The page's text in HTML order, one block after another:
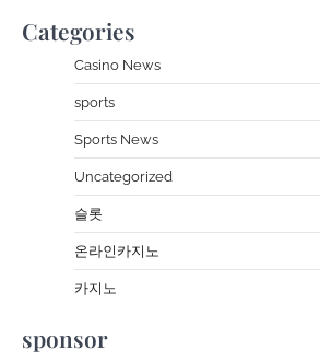
Categories
Casino News
sports
Sports News
Uncategorized
슬롯
온라인카지노
카지노
sponsor